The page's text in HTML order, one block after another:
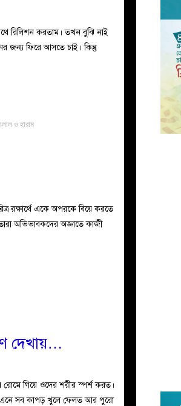
রিলিশন করতাম। তখন বুঝি নাই
জন্য ফিরে আসতে চাই। কিন্তু
ও হারাম
রক্ষার্থে একে অপরকে বিয়ে করতে
অভিভাবকদের অজ্ঞাতে কাজী
দেখায়…
রোমে গিয়ে ওদের শরীর স্পর্শ করত।
এনে সব কাপড় খুলে ফেলত আর পুরো